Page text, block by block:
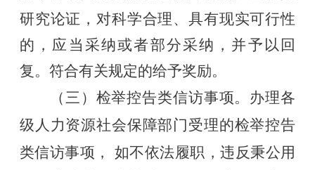
研究论证，对科学合理、具有现实可行性
的，应当采纳或者部分采纳，并予以回
复。符合有关规定的给予奖励。
（三）检举控告类信访事项。办理各
级人力资源社会保障部门受理的检举控告
类信访事项，
如不依法履职，违反秉公用